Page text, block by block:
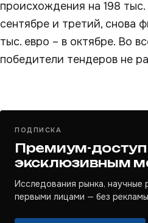
происхождения на 198
сентябре и третий, снова
тыс. евро – в октябре. Во
победители тендеров не
ПОДПИСКА
Премиум-доступ
эксклюзивным
Исследования рынка, научные
первыми лицами — без